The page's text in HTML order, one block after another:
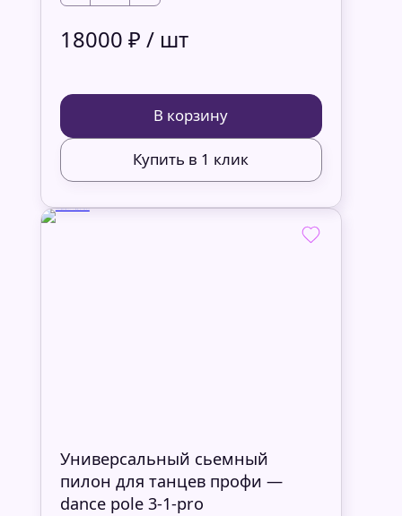
18000 ₽ / шт
В корзину
Купить в 1 клик
Универсальный сьемный
пилон для танцев профи —
dance pole 3-1-pro